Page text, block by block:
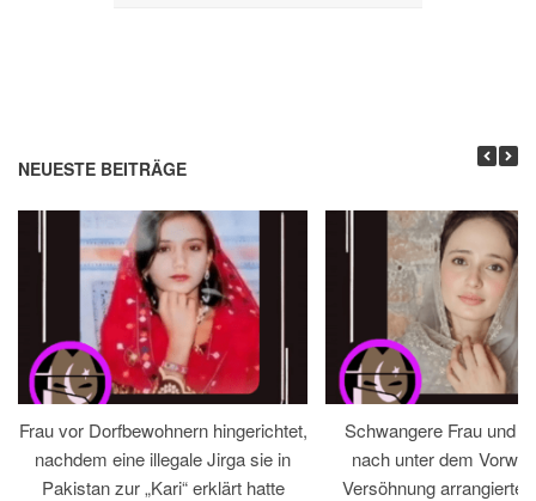
NEUESTE BEITRÄGE
Frau vor Dorfbewohnern hingerichtet,
nachdem eine illegale Jirga sie in
Pakistan zur „Kari“ erklärt hatte
Schwangere Frau und
nach unter dem
Versöhnung